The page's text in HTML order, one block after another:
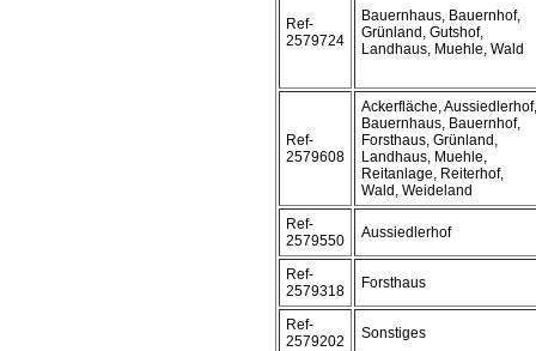
Ref-
2579724
Bauernhaus, Bauernhof,
Grünland, Gutshof,
Landhaus, Muehle, Wald
Ref-
2579608
Ackerfläche, Aussiedlerhof,
Bauernhaus, Bauernhof,
Forsthaus, Grünland,
Landhaus, Muehle,
Reitanlage, Reiterhof,
Wald, Weideland
Ref-
2579550
Aussiedlerhof
Ref-
2579318
Forsthaus
Ref-
2579202
Sonstiges